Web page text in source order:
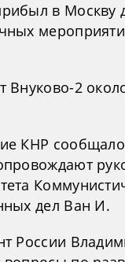
в Москву
Внуково-2
КНР
дел Ван И.
России